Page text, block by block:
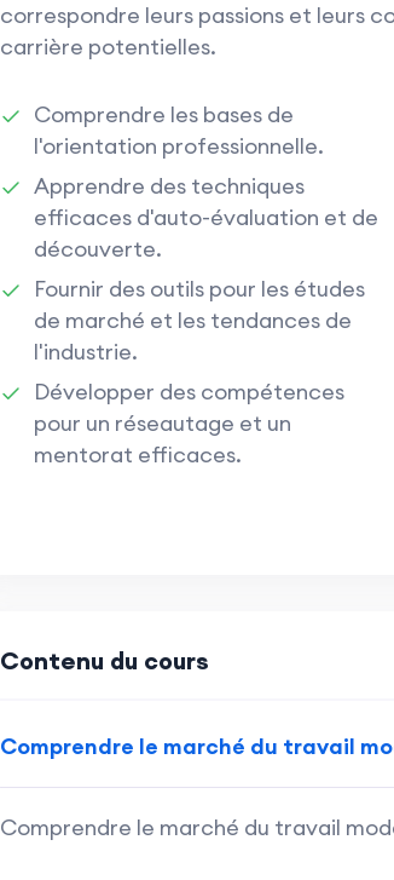
correspondre leurs passions et leurs
carrière potentielles.
Comprendre les bases de
l'orientation professionnelle.
Apprendre des techniques
efficaces d'auto-évaluation et de
découverte.
Fournir des outils pour les études
de marché et les tendances de
l'industrie.
Développer des compétences
pour un réseautage et un
mentorat efficaces.
Contenu du cours
Comprendre le marché du travail
Comprendre le marché du travail